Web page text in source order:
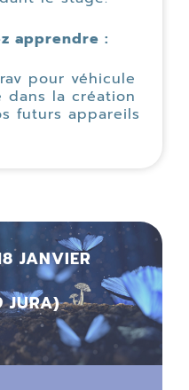
apprendre :
pour véhicule
dans la création
futurs appareils
JANVIER
JURA)